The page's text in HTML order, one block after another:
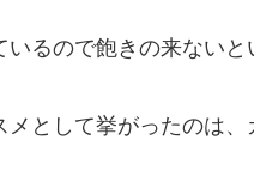
るので飽きの来ないと
として挙がったのは、